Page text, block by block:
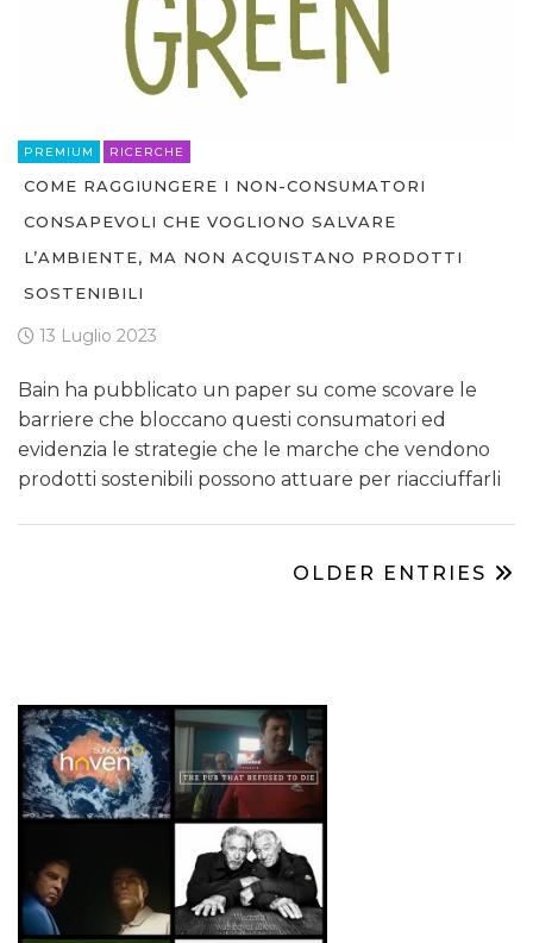
PREMIUM RICERCHE
COME RAGGIUNGERE I NON-CONSUMATORI
CONSAPEVOLI CHE VOGLIONO SALVARE
L’AMBIENTE, MA NON ACQUISTANO PRODOTTI
SOSTENIBILI
13 Luglio 2023
Bain ha pubblicato un paper su come scovare le
barriere che bloccano questi consumatori ed
evidenzia le strategie che le marche che vendono
prodotti sostenibili possono attuare per riacciuffarli
OLDER ENTRIES